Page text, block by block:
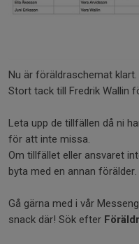
Nu är föräldraschemat klart.
Stort tack till Fredrik Wallin
Leta upp de tillfällen då ni
för att inte missa.
Om tillfället eller ansvaret
byta med en annan förälder.
Gå gärna med i vår
snack där! Sök efter